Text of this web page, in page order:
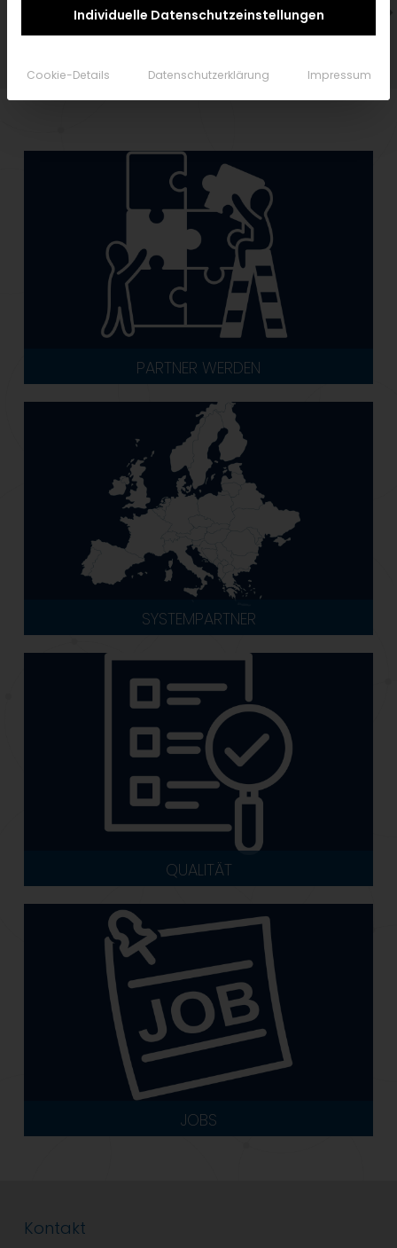
PARTNER WERDEN
SYSTEMPARTNER
QUALITÄT
JOBS
Kontakt
Individuelle Datenschutzeinstellungen
Cookie-Details Datenschutzerklärung Impressum